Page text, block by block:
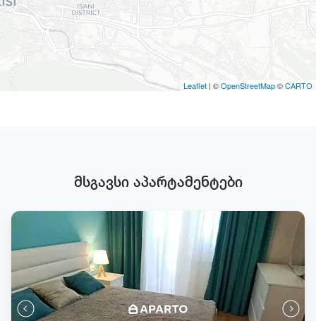
Leaflet | ©OpenStreetMap©CARTO
მსგავსი აპარტამენტები